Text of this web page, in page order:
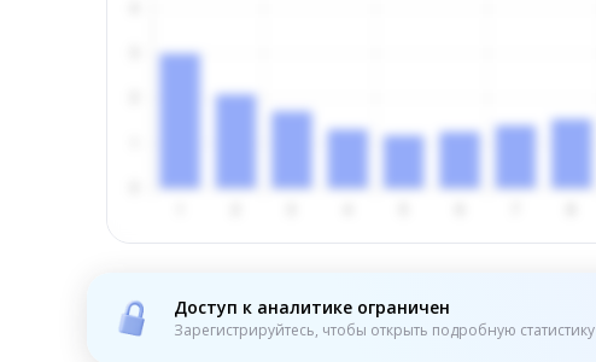
Доступ к аналитике ограничен
Зарегистрируйтесь, чтобы открыть подробную статистику